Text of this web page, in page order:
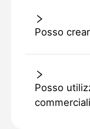
Posso
Posso